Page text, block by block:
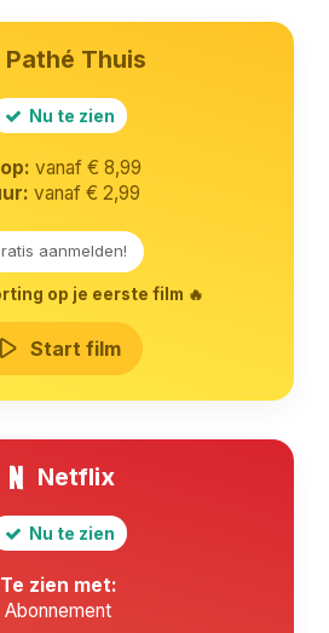
Pathé Thuis
Nu te zien
vanaf € 8,99
vanaf € 2,99
aanmelden!
op je eerste film 🔥
Start film
Netflix
Nu te zien
Te zien met:
Abonnement